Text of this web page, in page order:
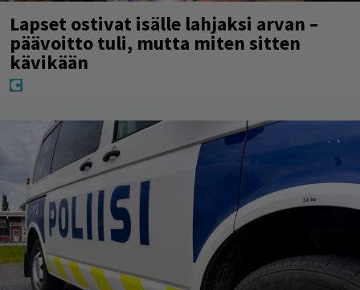
Lapset ostivat isälle lahjaksi arvan –
päävoitto tuli, mutta miten sitten
kävikään